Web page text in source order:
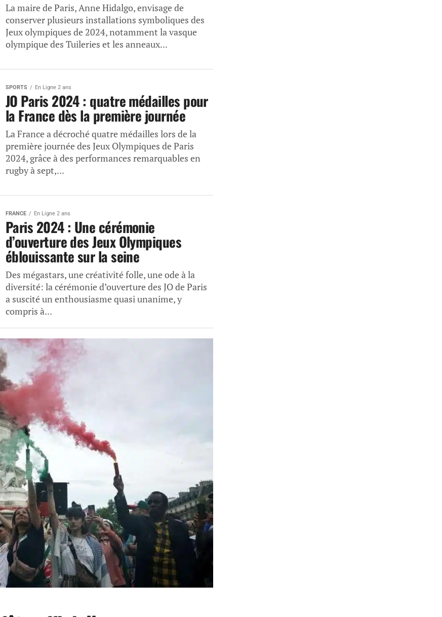
La maire de Paris, Anne Hidalgo, envisage de
conserver plusieurs installations symboliques des
Jeux olympiques de 2024, notamment la vasque
olympique des Tuileries et les anneaux...
SPORTS En Ligne 2 ans
JO Paris 2024 : quatre médailles pour
la France dès la première journée
La France a décroché quatre médailles lors de la
première journée des Jeux Olympiques de Paris
2024, grâce à des performances remarquables en
rugby à sept,...
FRANCE En Ligne 2 ans
Paris 2024 : Une cérémonie
d’ouverture des Jeux Olympiques
éblouissante sur la seine
Des mégastars, une créativité folle, une ode à la
diversité: la cérémonie d’ouverture des JO de Paris
a suscité un enthousiasme quasi unanime, y
compris à...